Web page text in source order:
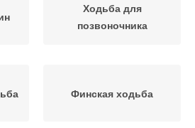
Ходьба для
позвоночника
Финская ходьба